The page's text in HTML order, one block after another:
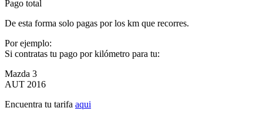
Pago total
De esta forma solo pagas por los km que recorres.
Por ejemplo:
Si contratas tu pago por kilómetro para tu:
Mazda 3
AUT 2016
Encuentra tu tarifa aqui